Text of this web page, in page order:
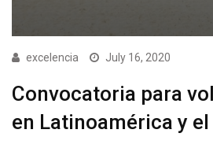
excelencia July 16, 2020
Convocatoria para
en Latinoamérica y